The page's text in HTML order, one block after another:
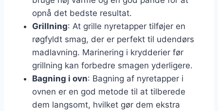
opnå det bedste resultat.
Grillning: At grille nyretapper tilføjer en
røgfyldt smag, der er perfekt til udendørs
madlavning. Marinering i krydderier før
grillning kan forbedre smagen yderligere.
Bagning i ovn: Bagning af nyretapper i
ovnen er en god metode til at tilberede
dem langsomt, hvilket gør dem ekstra